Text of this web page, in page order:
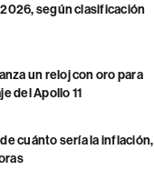
según clasificación
un reloj con oro para
del Apollo 11
cuánto sería la inflación,